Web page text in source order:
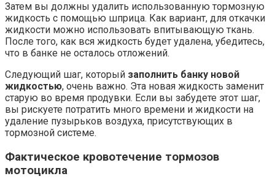
Затем вы должны удалить использованную тормозную
жидкость с помощью шприца. Как вариант, для откачки
жидкости можно использовать впитывающую ткань.
После того, как вся жидкость будет удалена, убедитесь,
что в банке не осталось отложений.
Следующий шаг, который заполнить банку новой
жидкостью, очень важно. Эта новая жидкость заменит
старую во время продувки. Если вы забудете этот шаг,
вы рискуете потратить много времени и жидкости на
удаление пузырьков воздуха, присутствующих в
тормозной системе.
Фактическое кровотечение тормозов
мотоцикла